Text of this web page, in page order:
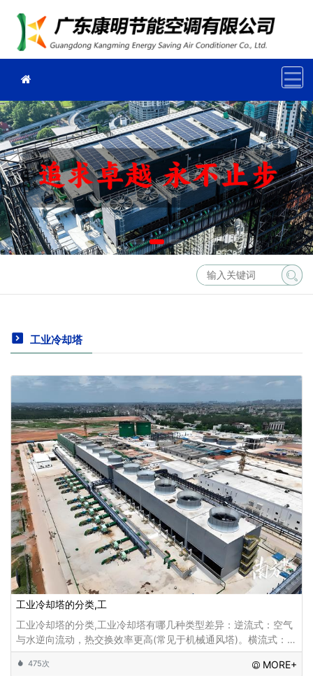
工业冷却塔
工业冷却塔的分类,工
工业冷却塔的分类,工业冷却塔有哪几种类型差异：逆流式‌：空气
与水逆向流动，热交换效率更高(常见于机械通风塔)。横流式‌：空
气水平通过填料，结构更紧凑。自然通风‌：依赖空气密度差形成
气流，无需风机(常用于大型电站)
475次 MORE+